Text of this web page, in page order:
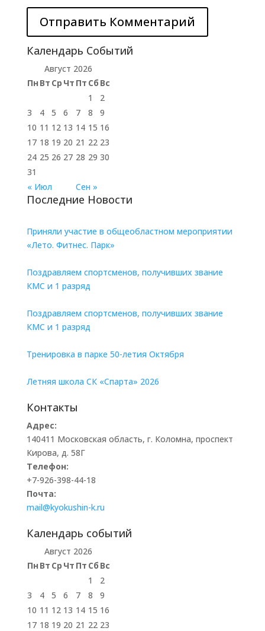
Календарь Событий
Август 2026
Пн Вт Ср Чт Пт Сб Вс
« Июл Сен »
1
2
3
4 5 6 7 8
9
10 11 12 13 14 15 16
17 18 19 20 21 22 23
24 25 26 27 28 29 30
31
Последние Новости
Приняли участие в общеобластном мероприятии
«Лето. Фитнес. Парк»
Поздравляем спортсменов, получивших звание
КМС и 1 разряд
Поздравляем спортсменов, получивших звание
КМС и 1 разряд
Тренировка в парке 50-летия Октября
Летняя школа СК «Спарта» 2026
Контакты
Адрес:
140411 Московская область, г. Коломна, проспект
Кирова, д. 58Г
Телефон:
+7-926-398-44-18
Почта:
mail@kyokushin-k.ru
Календарь событий
Август 2026
Пн Вт Ср Чт Пт Сб Вс
1
2
3
4 5 6 7 8
9
10 11 12 13 14 15 16
17 18 19 20 21 22 23